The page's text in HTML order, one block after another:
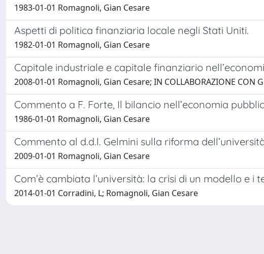
1983-01-01 Romagnoli, Gian Cesare
Aspetti di politica finanziaria locale negli Stati Uniti.
1982-01-01 Romagnoli, Gian Cesare
Capitale industriale e capitale finanziario
2008-01-01 Romagnoli, Gian Cesare; IN COLLABORAZIONE CON
Commento a F. Forte, Il bilancio nell’economia
1986-01-01 Romagnoli, Gian Cesare
Commento al d.d.l. Gelmini sulla riforma
2009-01-01 Romagnoli, Gian Cesare
Com’è cambiata l’università: la crisi di un modello e i
2014-01-01 Corradini, L; Romagnoli, Gian Cesare